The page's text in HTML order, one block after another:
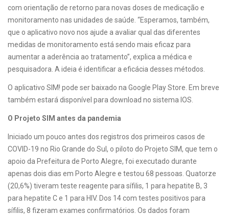
com orientação de retorno para novas doses de medicação e
monitoramento nas unidades de saúde. “Esperamos, também,
que o aplicativo novo nos ajude a avaliar qual das diferentes
medidas de monitoramento está sendo mais eficaz para
aumentar a aderência ao tratamento”, explica a médica e
pesquisadora. A ideia é identificar a eficácia desses métodos.
O aplicativo SIM! pode ser baixado na Google Play Store. Em breve
também estará disponível para download no sistema IOS.
O Projeto SIM antes da pandemia
Iniciado um pouco antes dos registros dos primeiros casos de
COVID-19 no Rio Grande do Sul, o piloto do Projeto SIM, que tem o
apoio da Prefeitura de Porto Alegre, foi executado durante
apenas dois dias em Porto Alegre e testou 68 pessoas. Quatorze
(20,6%) tiveram teste reagente para sífilis, 1 para hepatite B, 3
para hepatite C e 1 para HIV. Dos 14 com testes positivos para
sífilis, 8 fizeram exames confirmatórios. Os dados foram